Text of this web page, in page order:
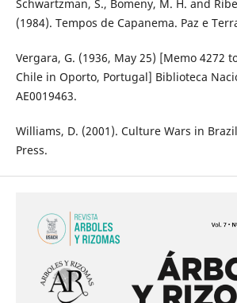
Schwartzman, S., Bomeny, M. H. and
(1984). Tempos de Capanema. Paz e
Vergara, G. (1936, May 25) [Memo 4272
Chile in Oporto, Portugal] Biblioteca
AE0019463.
Williams, D. (2001). Culture Wars in
Press.